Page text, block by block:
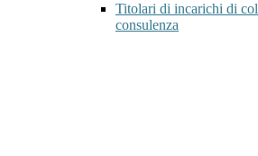
Titolari di incarichi di
consulenza